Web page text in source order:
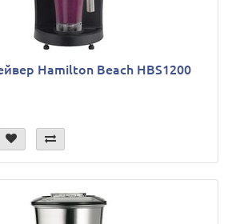
Hamilton Beach HBS1200